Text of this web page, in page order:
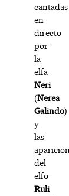
cantadas
en
directo
por
la
elfa
Neri
(Nerea
Galindo)
y
las
del
elfo
Ruli